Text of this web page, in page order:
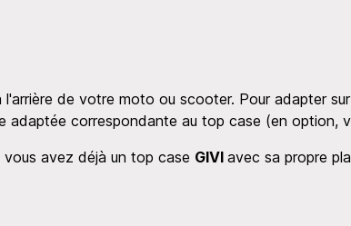
l'arrière de votre moto ou scooter. Pour adapter
adaptée correspondante au top case (en option,
avez déjà un top case GIVIavec sa propre